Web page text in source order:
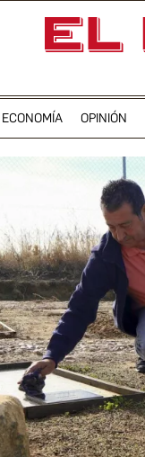
ECONOMÍA OPINIÓN